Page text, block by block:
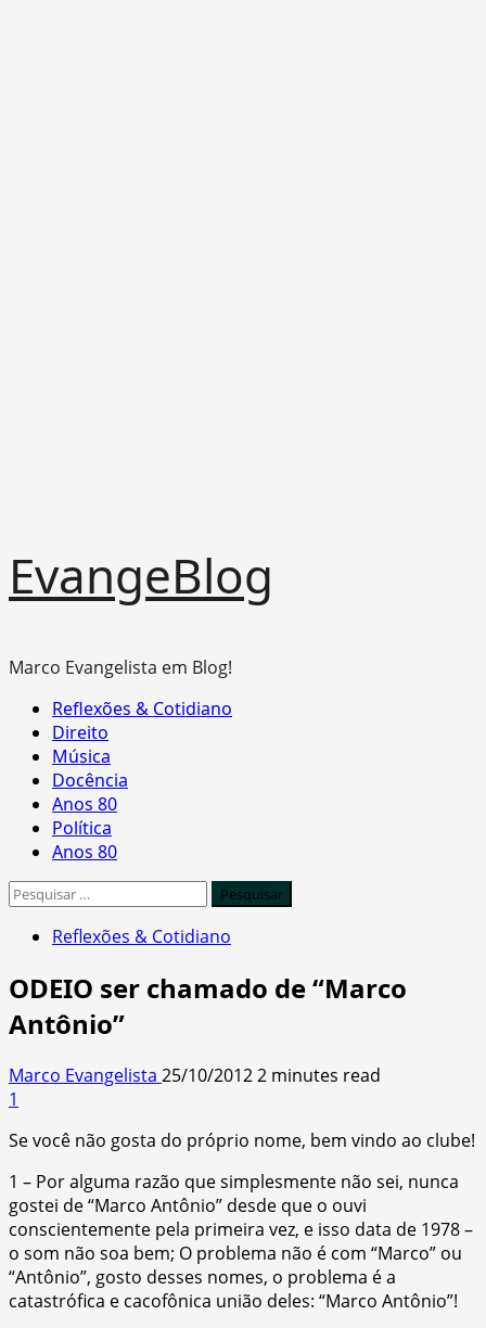
to
content
EvangeBlog
Marco Evangelista em Blog!
Primary
Menu
Reflexões & Cotidiano
Direito
Música
Docência
Anos 80
Política
Anos 80
Pesquisar
Reflexões & Cotidiano
ODEIO ser chamado de “Marco
Antônio”
Marco Evangelista 25/10/20122 minutes read
1
Se você não gosta do próprio nome, bem vindo ao clube!
1 – Por alguma razão que simplesmente não sei, nunca
gostei de “Marco Antônio” desde que o ouvi
conscientemente pela primeira vez, e isso data de 1978 –
o som não soa bem; O problema não é com “Marco” ou
“Antônio”, gosto desses nomes, o problema é a
catastrófica e cacofônica união deles: “Marco Antônio”!